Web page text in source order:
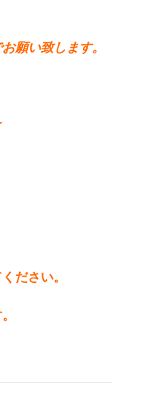
願い致します。
ださい。